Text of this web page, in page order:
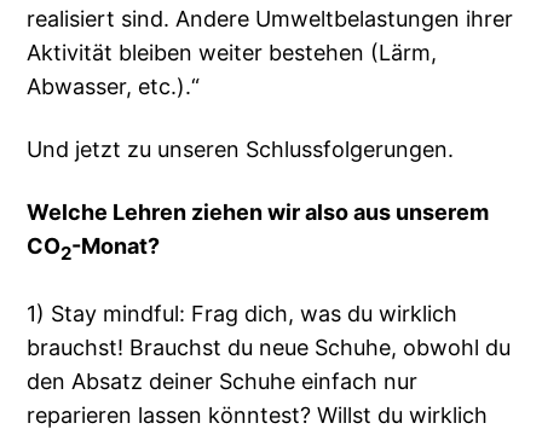
realisiert sind. Andere Umweltbelastungen ihrer
Aktivität bleiben weiter bestehen (Lärm,
Abwasser, etc.).“
Und jetzt zu unseren Schlussfolgerungen.
Welche Lehren ziehen wir also aus unserem
CO2-Monat?
1) Stay mindful: Frag dich, was du wirklich
brauchst! Brauchst du neue Schuhe, obwohl du
den Absatz deiner Schuhe einfach nur
reparieren lassen könntest? Willst du wirklich